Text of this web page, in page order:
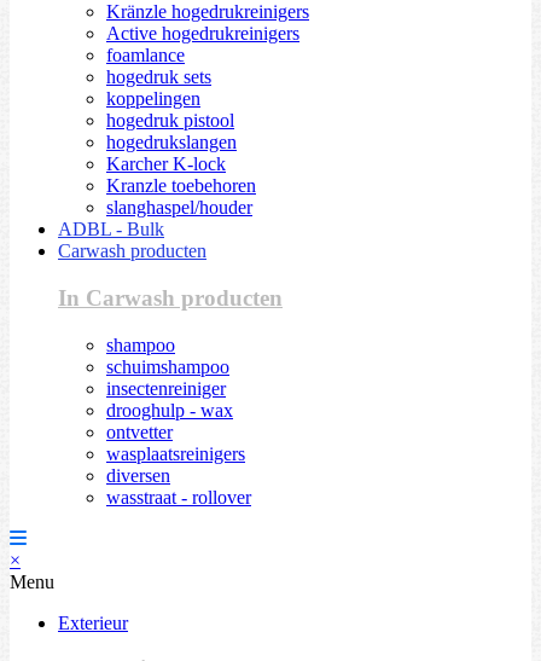
Kränzle hogedrukreinigers
Active hogedrukreinigers
foamlance
hogedruk sets
koppelingen
hogedruk pistool
hogedrukslangen
Karcher K-lock
Kranzle toebehoren
slanghaspel/houder
ADBL - Bulk
Carwash producten
In Carwash producten
shampoo
schuimshampoo
insectenreiniger
drooghulp - wax
ontvetter
wasplaatsreinigers
diversen
wasstraat - rollover
×
Menu
Exterieur